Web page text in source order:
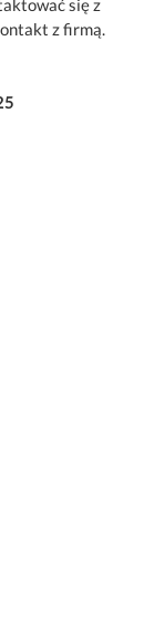
się z
z firmą.